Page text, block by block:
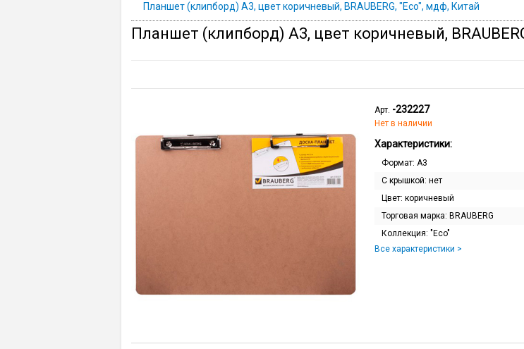
Планшет (клипборд) A3, цвет коричневый, BRAUBERG, "Eco", мдф, Китай
Планшет (клипборд) A3, цвет коричневый,
Арт. -232227
Нет в наличии
Характеристики:
Формат: A3
С крышкой: нет
Цвет: коричневый
Торговая марка: BRAUBERG
Коллекция: "Eco"
Все характеристики >